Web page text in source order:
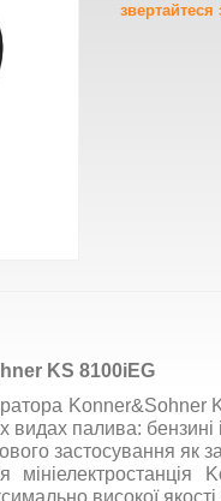
KS 8100iEG
видах палива: бензині
застосування як
високої